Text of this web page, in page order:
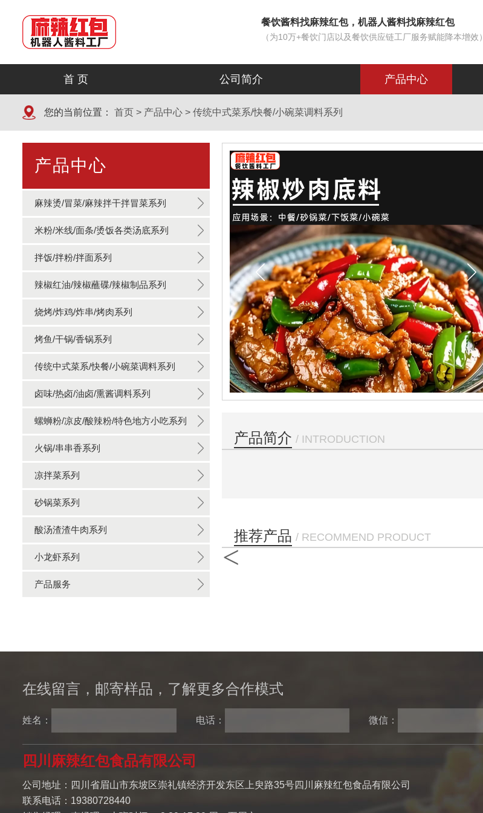
餐饮酱料找麻辣红包，机器人酱料找麻辣红包
（为10万+餐饮门店以及餐饮供应链工厂服务赋能降本增效）
首 页 公司简介 产品中心
您的当前位置： 首页 > 产品中心 > 传统中式菜系/快餐/小碗菜调料系列
产品中心
麻辣烫/冒菜/麻辣拌干拌冒菜系列
米粉/米线/面条/烫饭各类汤底系列
拌饭/拌粉/拌面系列
辣椒红油/辣椒蘸碟/辣椒制品系列
烧烤/炸鸡/炸串/烤肉系列
烤鱼/干锅/香锅系列
传统中式菜系/快餐/小碗菜调料系列
卤味/热卤/油卤/熏酱调料系列
螺蛳粉/凉皮/酸辣粉/特色地方小吃系列
火锅/串串香系列
凉拌菜系列
砂锅菜系列
酸汤渣渣牛肉系列
小龙虾系列
产品服务
产品简介 / INTRODUCTION
推荐产品 / RECOMMEND PRODUCT
<
在线留言，邮寄样品，了解更多合作模式
姓名： 电话： 微信：
四川麻辣红包食品有限公司
公司地址：四川省眉山市东坡区崇礼镇经济开发东区上臾路35号四川麻辣红包食品有限公司
联系电话：19380728440